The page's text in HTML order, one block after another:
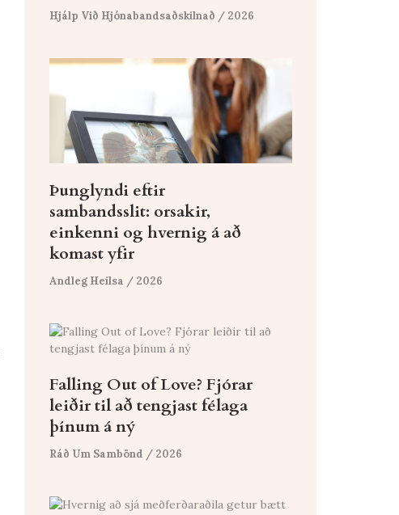
Hjálp Við Hjónabandsaðskilnað / 2026
Þunglyndi eftir
sambandsslit: orsakir,
einkenni og hvernig á að
komast yfir
Andleg Heilsa / 2026
Falling Out of Love? Fjórar
leiðir til að tengjast félaga
þínum á ný
Ráð Um Sambönd / 2026